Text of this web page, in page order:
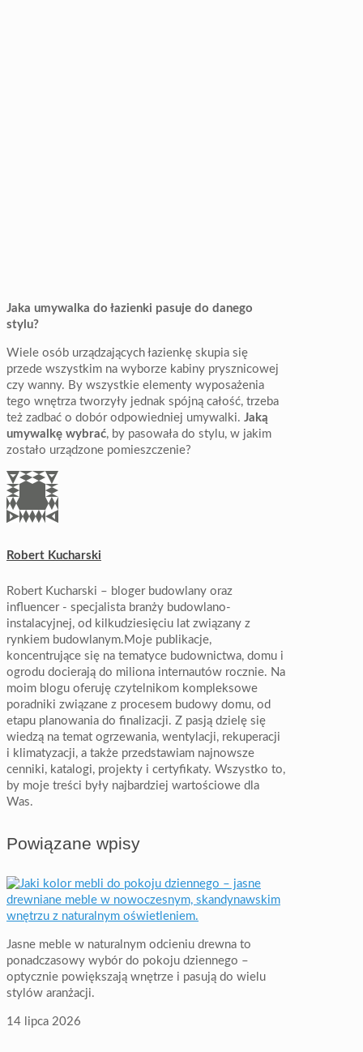
Jaka umywalka do łazienki pasuje do danego
stylu?
Wiele osób urządzających łazienkę skupia się
przede wszystkim na wyborze kabiny prysznicowej
czy wanny. By wszystkie elementy wyposażenia
tego wnętrza tworzyły jednak spójną całość, trzeba
też zadbać o dobór odpowiedniej umywalki. Jaką
umywalkę wybrać, by pasowała do stylu, w jakim
zostało urządzone pomieszczenie?
Robert Kucharski
Robert Kucharski – bloger budowlany oraz
influencer - specjalista branży budowlano-
instalacyjnej, od kilkudziesięciu lat związany z
rynkiem budowlanym.Moje publikacje,
koncentrujące się na tematyce budownictwa, domu i
ogrodu docierają do miliona internautów rocznie. Na
moim blogu oferuję czytelnikom kompleksowe
poradniki związane z procesem budowy domu, od
etapu planowania do finalizacji. Z pasją dzielę się
wiedzą na temat ogrzewania, wentylacji, rekuperacji
i klimatyzacji, a także przedstawiam najnowsze
cenniki, katalogi, projekty i certyfikaty. Wszystko to,
by moje treści były najbardziej wartościowe dla
Was.
Powiązane wpisy
Jasne meble w naturalnym odcieniu drewna to
ponadczasowy wybór do pokoju dziennego –
optycznie powiększają wnętrze i pasują do wielu
stylów aranżacji.
14 lipca 2026